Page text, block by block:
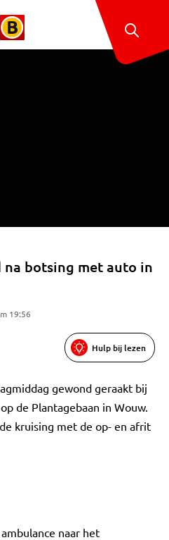
botsing met auto in
19:56
Hulp bij lezen
gewond geraakt bij
de Plantagebaan in Wouw.
kruising met de op- en afrit
naar het